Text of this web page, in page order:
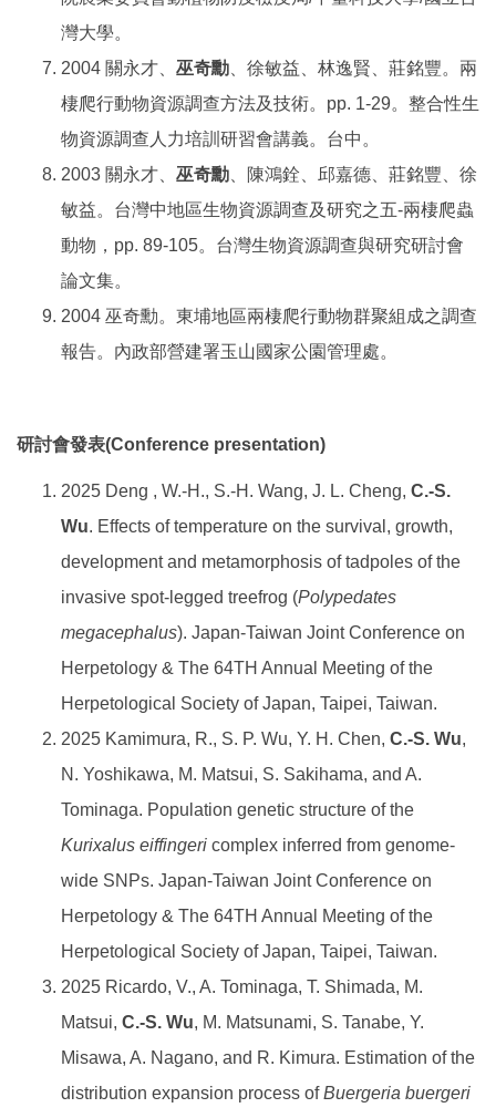
灣大學。
2004 關永才、 巫奇勳 、徐敏益、林逸賢、莊銘豐。兩
棲爬行動物資源調查方法及技術。pp. 1-29。整合性生
物資源調查人力培訓研習會講義。台中。
2003 關永才、 巫奇勳 、陳鴻銓、邱嘉德、莊銘豐、徐
敏益。台灣中地區生物資源調查及研究之五-兩棲爬蟲
動物，pp. 89-105。台灣生物資源調查與研究研討會
論文集。
2004 巫奇勳。東埔地區兩棲爬行動物群聚組成之調查
報告。內政部營建署玉山國家公園管理處。
研討會發表(Conference presentation)
2025 Deng , W.-H., S.-H. Wang, J. L. Cheng, C.-S.
Wu. Effects of temperature on the survival, growth,
development and metamorphosis of tadpoles of the
invasive spot-legged treefrog (Polypedates
megacephalus). Japan-Taiwan Joint Conference on
Herpetology & The 64TH Annual Meeting of the
Herpetological Society of Japan, Taipei, Taiwan.
2025 Kamimura, R., S. P. Wu, Y. H. Chen, C.-S. Wu,
N. Yoshikawa, M. Matsui, S. Sakihama, and A.
Tominaga. Population genetic structure of the
Kurixalus eiffingeri complex inferred from genome-
wide SNPs. Japan-Taiwan Joint Conference on
Herpetology & The 64TH Annual Meeting of the
Herpetological Society of Japan, Taipei, Taiwan.
2025 Ricardo, V., A. Tominaga, T. Shimada, M.
Matsui, C.-S. Wu, M. Matsunami, S. Tanabe, Y.
Misawa, A. Nagano, and R. Kimura. Estimation of the
distribution expansion process ofBuergeria buergeri